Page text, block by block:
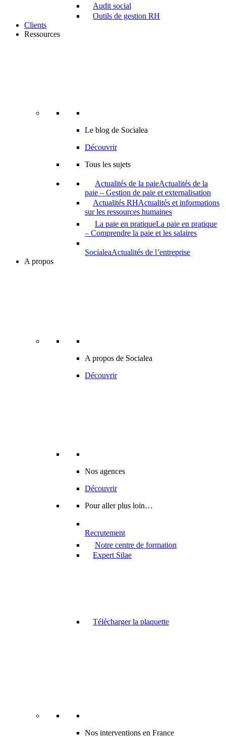
Audit social
Outils de gestion RH
Clients
Ressources
Le blog de Socialea
Découvrir
Tous les sujets
Actualités de la paieActualités de la
paie – Gestion de paie et externalisation
Actualités RHActualités et informations
sur les ressources humaines
La paie en pratiqueLa paie en pratique
– Comprendre la paie et les salaires
SocialeaActualités de l’entreprise
A propos
A propos de Socialea
Découvrir
Nos agences
Découvrir
Pour aller plus loin…
Recrutement
Notre centre de formation
Expert Silae
Télécharger la plaquette
Nos interventions en France